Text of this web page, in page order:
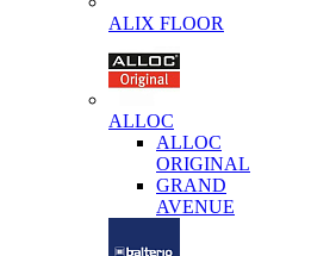
ALIX FLOOR
ALLOC
ALLOC
ORIGINAL
GRAND
AVENUE